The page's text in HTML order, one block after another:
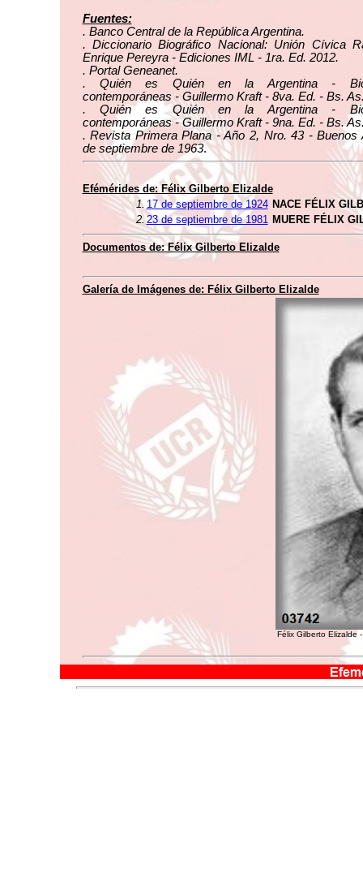
Fuentes:
. Banco Central de la República Argentina.
. Diccionario Biográfico Nacional: Unión Cívica
Enrique Pereyra - Ediciones IML - 1ra. Ed. 2012.
. Portal Geneanet.
. Quién es Quién en la Argentina -
contemporáneas - Guillermo Kraft - 8va. Ed. - Bs.
. Quién es Quién en la Argentina -
contemporáneas - Guillermo Kraft - 9na. Ed. - Bs.
. Revista Primera Plana - Año 2, Nro. 43 - Buenos
de septiembre de 1963.
Efémérides de: Félix Gilberto Elizalde
1. 17 de septiembre de 1924 NACE FÉLIX
2.23 de septiembre de 1981 MUERE FÉLIX
Documentos de: Félix Gilberto Elizalde
Galería de Imágenes de: Félix Gilberto Elizalde
Félix Gilberto Elizalde